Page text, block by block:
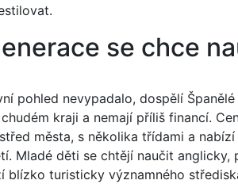
se chce
pohled nevypadalo, dospělí
kraji a nemají příliš financí.
města, s několika třídami a
Mladé děti se chtějí naučit
blízko turisticky významného